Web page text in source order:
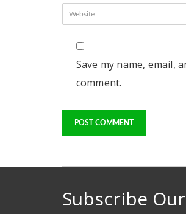
Save my name, email,
comment.
Subscribe